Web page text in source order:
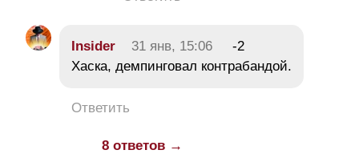
Insider 31 янв, 15:06
-2
Хаска, демпинговал контрабандой.
Ответить
8 ответов →